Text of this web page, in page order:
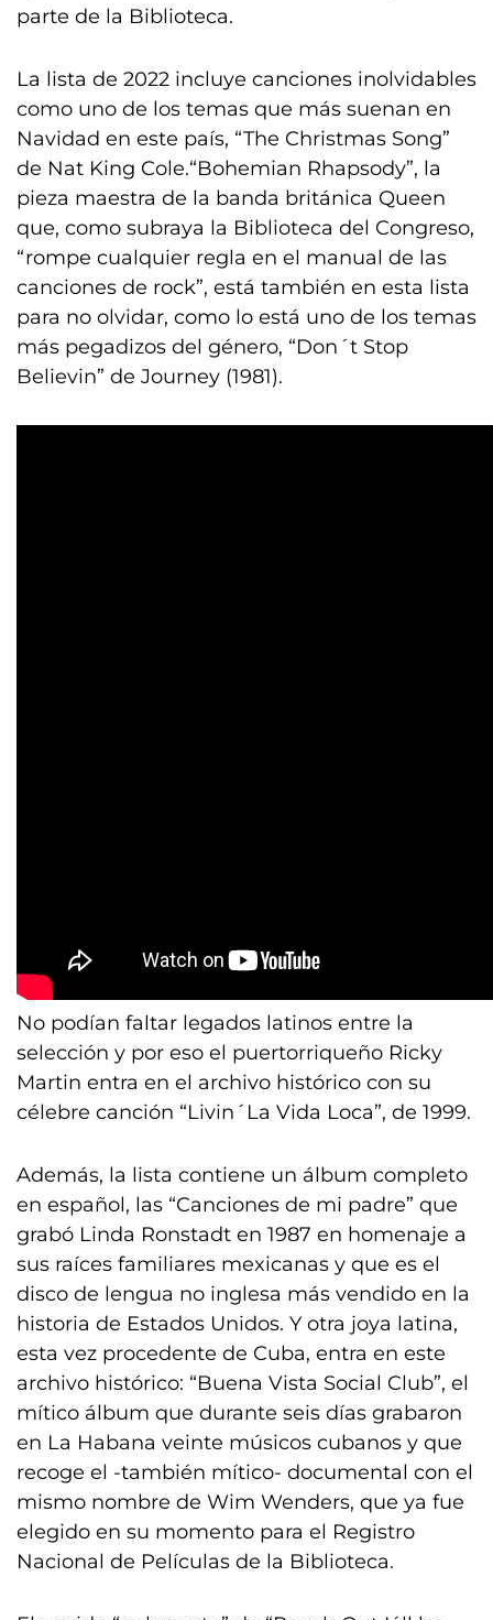
parte de la Biblioteca.
La lista de 2022 incluye canciones inolvidables
como uno de los temas que más suenan en
Navidad en este país, “The Christmas Song”
de Nat King Cole.“Bohemian Rhapsody”, la
pieza maestra de la banda británica Queen
que, como subraya la Biblioteca del Congreso,
“rompe cualquier regla en el manual de las
canciones de rock”, está también en esta lista
para no olvidar, como lo está uno de los temas
más pegadizos del género, “Don´t Stop
Believin” de Journey (1981).
No podían faltar legados latinos entre la
selección y por eso el puertorriqueño Ricky
Martin entra en el archivo histórico con su
célebre canción “Livin´La Vida Loca”, de 1999.
Además, la lista contiene un álbum completo
en español, las “Canciones de mi padre” que
grabó Linda Ronstadt en 1987 en homenaje a
sus raíces familiares mexicanas y que es el
disco de lengua no inglesa más vendido en la
historia de Estados Unidos. Y otra joya latina,
esta vez procedente de Cuba, entra en este
archivo histórico: “Buena Vista Social Club”, el
mítico álbum que durante seis días grabaron
en La Habana veinte músicos cubanos y que
recoge el -también mítico- documental con el
mismo nombre de Wim Wenders, que ya fue
elegido en su momento para el Registro
Nacional de Películas de la Biblioteca.